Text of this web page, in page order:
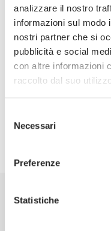
analizzare il nostro
informazioni sul modo
nostri partner che si
pubblicità e social
con altre informazioni
raccolto dal suo
delNecessari
Preferenze
Statistiche
EXPERT
Italia